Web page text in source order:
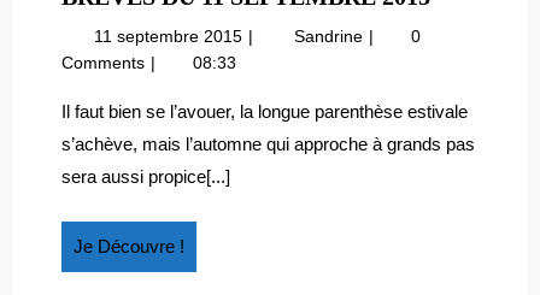
2015
11 septembre 2015 11
Sandrine Brèves
septembre
2015
0
Comments
08:33
Il faut bien se l’avouer, la longue parenthèse estivale
s’achève, mais l’automne qui approche à grands pas
sera aussi propice[...]
Je Découvre !
Découvre